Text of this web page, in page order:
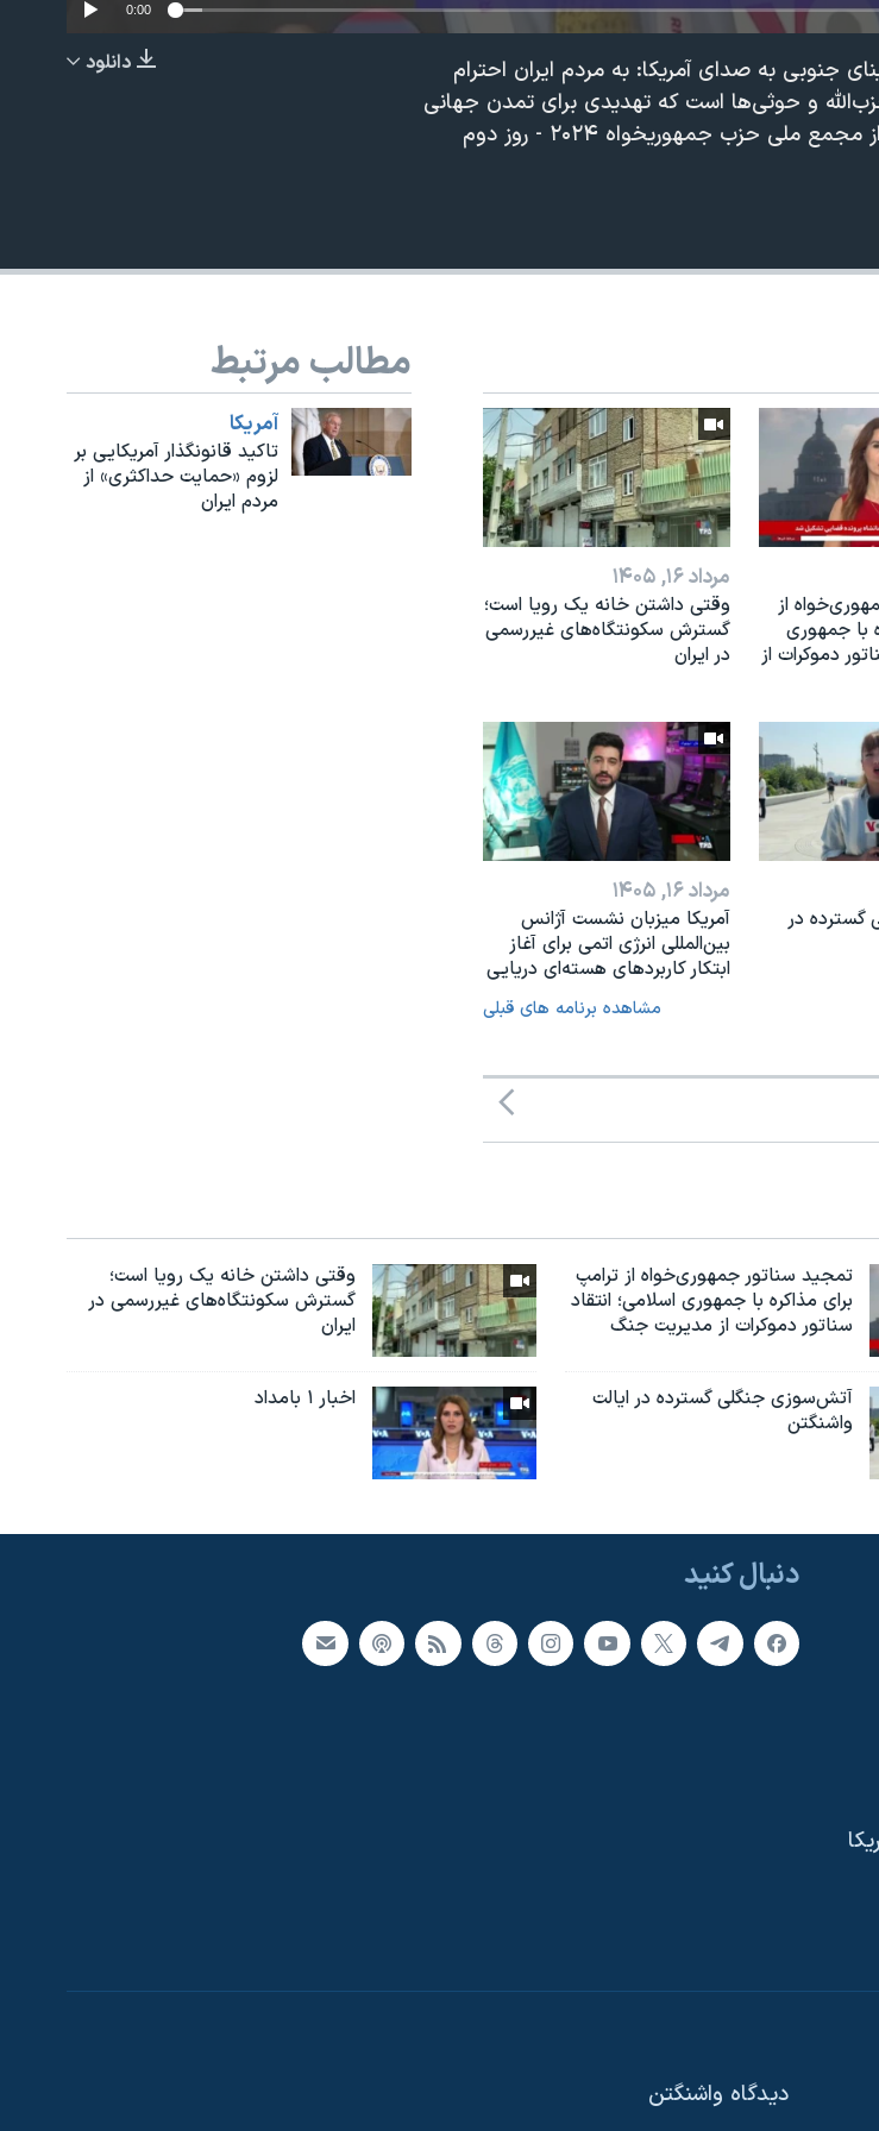
EMBED
0:00
دانلود
جنوبی به صدای آمریکا: به مردم ایران احترام
و حوثی‌ها است که تهدیدی برای تمدن جهانی
حزب جمهوریخواه ۲۰۲۴ - روز دوم
مطالب مرتبط
آمريکا
تاکید قانونگذار آمریکایی بر
لزوم «حمایت حداکثری» از
مردم ایران
از
با جمهوری
دموکرات از
مرداد ۱۶, ۱۴۰۵
وقتی داشتن خانه یک رویا است؛
گسترش سکونتگاه‌های غیررسمی
در ایران
در
مرداد ۱۶, ۱۴۰۵
آمریکا میزبان نشست آژانس
بین‌المللی انرژی اتمی برای آغاز
ابتکار کاربردهای هسته‌ای دریایی
مشاهده برنامه های قبلی
تمجید سناتور جمهوری‌خواه از ترامپ
برای مذاکره با جمهوری اسلامی؛ انتقاد
سناتور دموکرات از مدیریت جنگ
وقتی داشتن خانه یک رویا است؛
گسترش سکونتگاه‌های غیررسمی در
ایران
آتش‌سوزی جنگلی گسترده در ایالت
واشنگتن
اخبار ۱ بامداد
دنبال کنید
دیدگاه‌ واشنگتن